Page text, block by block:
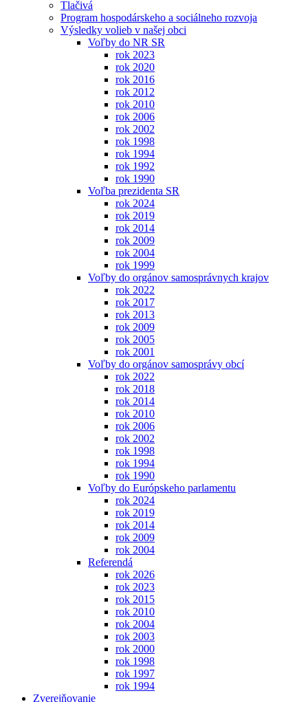
Tlačivá
Program hospodárskeho a sociálneho rozvoja
Výsledky volieb v našej obci
Voľby do NR SR
rok 2023
rok 2020
rok 2016
rok 2012
rok 2010
rok 2006
rok 2002
rok 1998
rok 1994
rok 1992
rok 1990
Voľba prezidenta SR
rok 2024
rok 2019
rok 2014
rok 2009
rok 2004
rok 1999
Voľby do orgánov samosprávnych krajov
rok 2022
rok 2017
rok 2013
rok 2009
rok 2005
rok 2001
Voľby do orgánov samosprávy obcí
rok 2022
rok 2018
rok 2014
rok 2010
rok 2006
rok 2002
rok 1998
rok 1994
rok 1990
Voľby do Európskeho parlamentu
rok 2024
rok 2019
rok 2014
rok 2009
rok 2004
Referendá
rok 2026
rok 2023
rok 2015
rok 2010
rok 2004
rok 2003
rok 2000
rok 1998
rok 1997
rok 1994
Zverejňovanie